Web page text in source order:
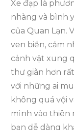
Xe đạp là
nhàng và bình
của Quan Lạn.
ven biển, cảm
cảnh vật xung
thư giãn hơn
với những ai
không quá vội
mình vào thiên
bạn dễ dàng